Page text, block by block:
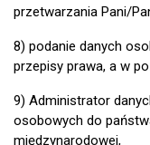
przetwarzania Pani/
8) podanie danych
przepisy prawa, a w
9) Administrator
osobowych do
międzynarodowej,